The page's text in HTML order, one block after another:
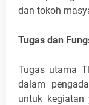
dan tokoh
Tugas dan
Tugas utama
dalam
untuk kegiatan